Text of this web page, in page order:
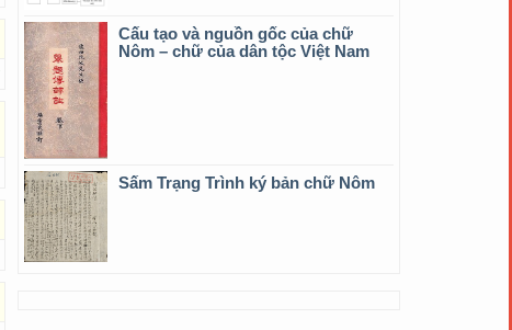
Cấu tạo và nguồn gốc của chữ
Nôm – chữ của dân tộc Việt Nam
Sấm Trạng Trình ký bản chữ Nôm